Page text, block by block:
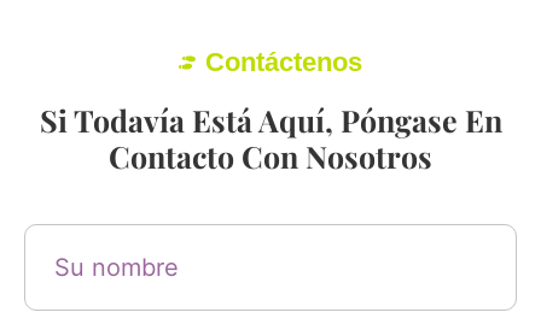
Contáctenos
Si Todavía Está Aquí, Póngase En
Contacto Con Nosotros